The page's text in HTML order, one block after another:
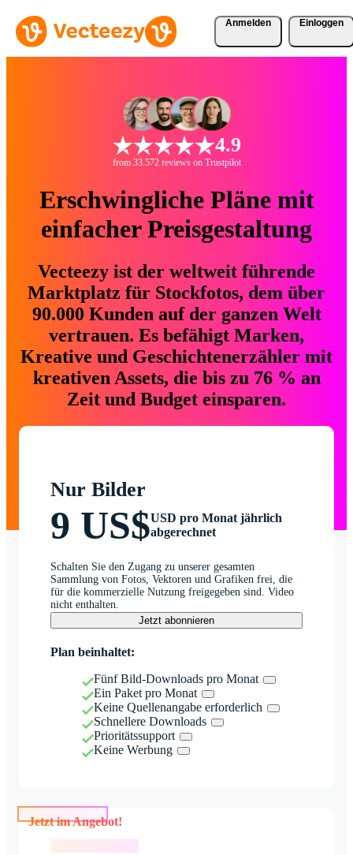
Anmelden Einloggen
4.9
from 33.572 reviews on Trustpilot
Erschwingliche Pläne mit
einfacher Preisgestaltung
Vecteezy ist der weltweit führende
Marktplatz für Stockfotos, dem über
90.000 Kunden auf der ganzen Welt
vertrauen. Es befähigt Marken,
Kreative und Geschichtenerzähler mit
kreativen Assets, die bis zu 76 % an
Zeit und Budget einsparen.
Nur Bilder
9 US$USD pro Monat jährlich
abgerechnet
Schalten Sie den Zugang zu unserer gesamten
Sammlung von Fotos, Vektoren und Grafiken frei, die
für die kommerzielle Nutzung freigegeben sind. Video
nicht enthalten.
Jetzt abonnieren
Plan beinhaltet:
Fünf Bild-Downloads pro Monat
Ein Paket pro Monat
Keine Quellenangabe erforderlich
Schnellere Downloads
Prioritätssupport
Keine Werbung
Jetzt im Angebot!